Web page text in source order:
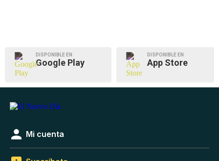
DISPONIBLE EN
Google Play
DISPONIBLE EN
App Store
Mi cuenta